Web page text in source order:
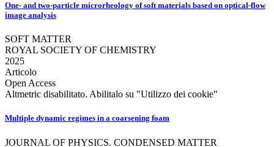
One- and two-particle microrheology of soft materials based on optical-flow
image analysis
SOFT MATTER
ROYAL SOCIETY OF CHEMISTRY
2025
Articolo
Open Access
Altmetric disabilitato. Abilitalo su "Utilizzo dei cookie"
Multiple dynamic regimes in a coarsening foam
JOURNAL OF PHYSICS. CONDENSED MATTER